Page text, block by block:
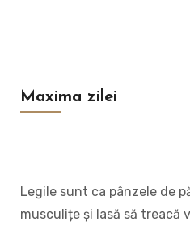
Maxima zilei
Legile sunt ca pânzele de
musculițe și lasă să treacă